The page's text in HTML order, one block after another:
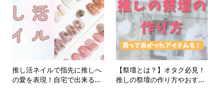
推し活ネイルで指先に推しへ
の愛を表現！自宅で出来る...
【祭壇とは？】オタク必見！
推しの祭壇の作り方やおす...